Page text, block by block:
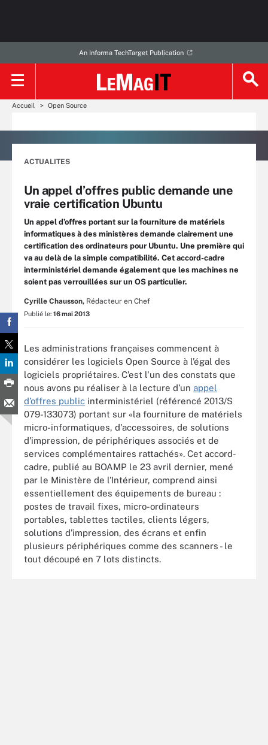
An Informa TechTarget Publication
Accueil Open Source
ACTUALITES
Un appel d’offres public demande une
vraie certification Ubuntu
Un appel d’offres portant sur la fourniture de matériels
informatiques à des ministères demande clairement une
certification des ordinateurs pour Ubuntu. Une première qui
va au delà de la simple compatibilité. Cet accord-cadre
interministériel demande également que les machines ne
soient pas verrouillées sur un OS particulier.
Cyrille Chausson, Rédacteur en Chef
Publié le: 16 mai 2013
Les administrations françaises commencent à
considérer les logiciels Open Source à l’égal des
logiciels propriétaires. C’est l'un des constats que
nous avons pu réaliser à la lecture d’un appel
d’offres public interministériel (référencé 2013/S
079-133073) portant sur «la fourniture de matériels
micro-informatiques, d'accessoires, de solutions
d'impression, de périphériques associés et de
services complémentaires rattachés». Cet accord-
cadre, publié au BOAMP le 23 avril dernier, mené
par le Ministère de l’Intérieur, comprend ainsi
essentiellement des équipements de bureau :
postes de travail fixes, micro-ordinateurs
portables, tablettes tactiles, clients légers,
solutions d’impression, des écrans et enfin
plusieurs périphériques comme des scanners - le
tout découpé en 7 lots distincts.